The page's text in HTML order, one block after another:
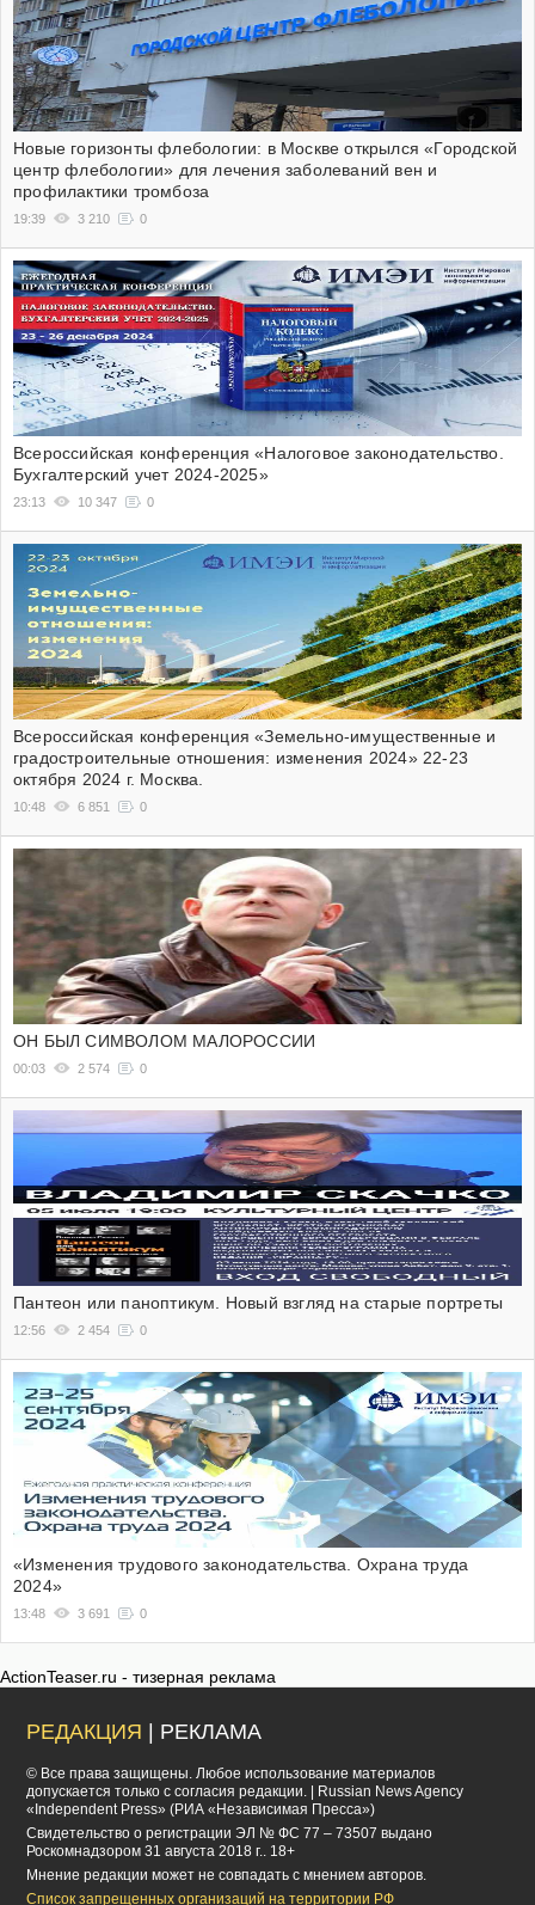
Новые горизонты флебологии: в Москве открылся «Городской
центр флебологии» для лечения заболеваний вен и
профилактики тромбоза
19:39 3 210 0
Всероссийская конференция «Налоговое законодательство.
Бухгалтерский учет 2024-2025»
23:13 10 347 0
Всероссийская конференция «Земельно-имущественные и
градостроительные отношения: изменения 2024» 22-23
октября 2024 г. Москва.
10:48 6 851 0
ОН БЫЛ СИМВОЛОМ МАЛОРОССИИ
00:03 2 574 0
Пантеон или паноптикум. Новый взгляд на старые портреты
12:56 2 454 0
«Изменения трудового законодательства. Охрана труда
2024»
13:48 3 691 0
ActionTeaser.ru - тизерная реклама
РЕДАКЦИЯ | РЕКЛАМА
© Все права защищены. Любое использование материалов
допускается только с согласия редакции. | Russian News Agency
«Independent Press» (РИА «Независимая Пресса»)
Cвидетельство о регистрации ЭЛ № ФС 77 – 73507 выдано
Роскомнадзором 31 августа 2018 г.. 18+
Мнение редакции может не совпадать с мнением авторов.
Список запрещенных организаций на территории РФ